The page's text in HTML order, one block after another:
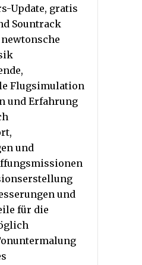
Update, gratis
Sountrack
Flugsimulation
und Erfahrung
und
und
für die